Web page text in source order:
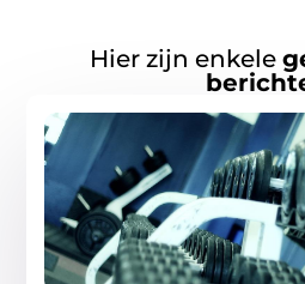
Hier zijn enkele